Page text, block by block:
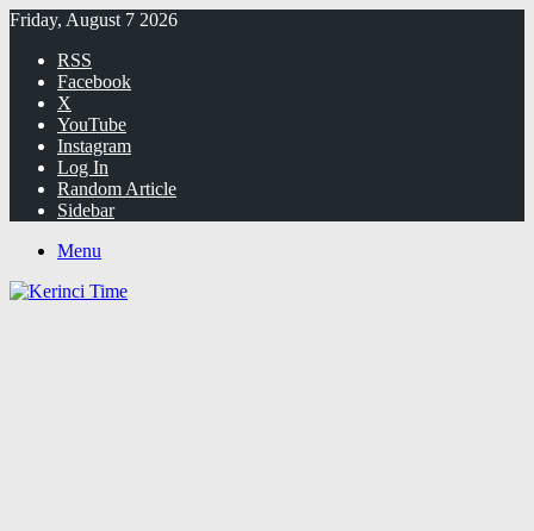
Friday, August 7 2026
RSS
Facebook
X
YouTube
Instagram
Log In
Random Article
Sidebar
Menu